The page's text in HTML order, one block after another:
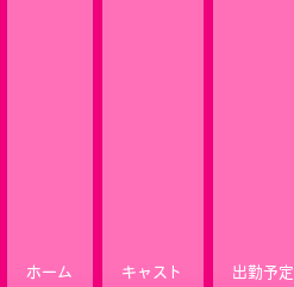
ホーム キャスト 出勤予定